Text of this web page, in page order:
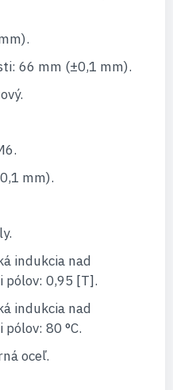
66 mm (±0,1 mm).
mm).
indukcia nad
pólov: 0,95 [T].
indukcia nad
80 °C.
oceľ.